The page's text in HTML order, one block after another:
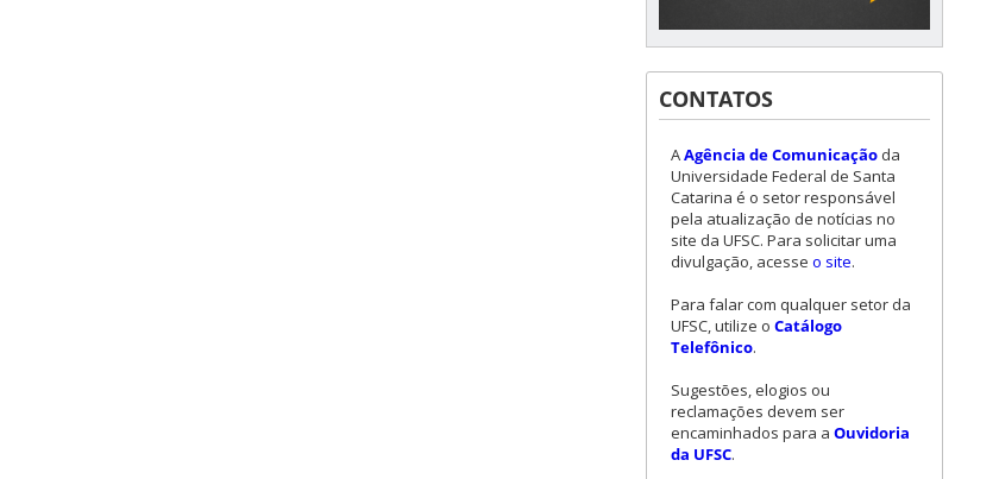
CONTATOS
AAgência de Comunicação da
Universidade Federal de Santa
Catarina é o setor responsável
pela atualização de notícias no
site da UFSC. Para solicitar uma
divulgação, acesse o site.
Para falar com qualquer setor da
UFSC, utilize o Catálogo
Telefônico.
Sugestões, elogios ou
reclamações devem ser
encaminhados para a Ouvidoria
da UFSC.